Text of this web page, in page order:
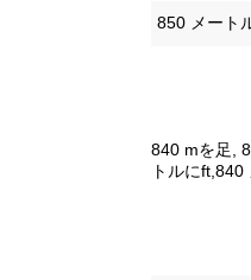
850 メート
840 mを足,
トルに